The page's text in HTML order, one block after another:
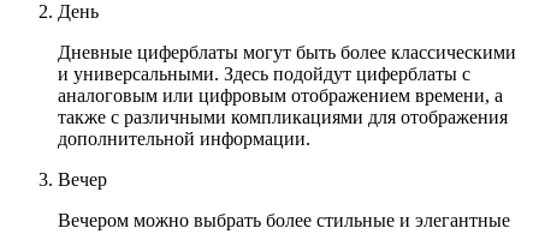
День
Дневные циферблаты могут быть более классическими
и универсальными. Здесь подойдут циферблаты с
аналоговым или цифровым отображением времени, а
также с различными компликациями для отображения
дополнительной информации.
Вечер
Вечером можно выбрать более стильные и элегантные